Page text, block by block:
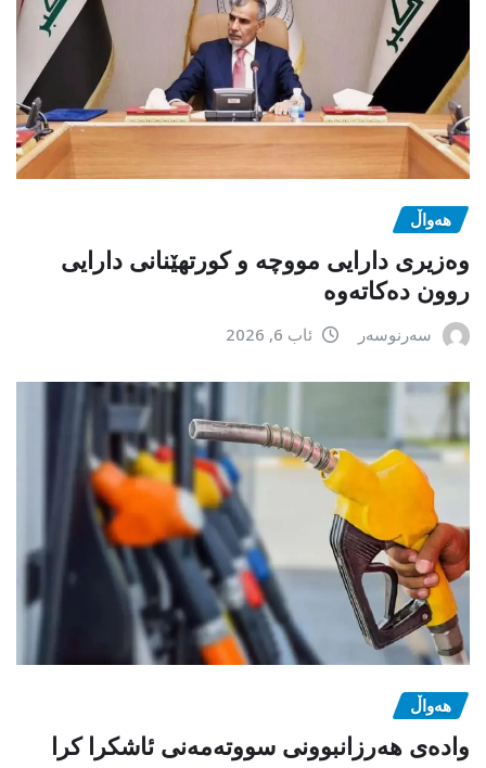
هەواڵ
وەزیری دارایی مووچە و کورتهێنانی دارایی
روون دەکاتەوە
سەرنوسەر ئاب 6, 2026
هەواڵ
وادەی هەرزانبوونی سووتەمەنی ئاشکرا کرا